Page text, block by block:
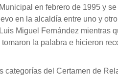
en febrero de 1995 y
en la alcaldía entre uno y
Miguel Fernández mientras
la palabra e hicieron
del Certamen de